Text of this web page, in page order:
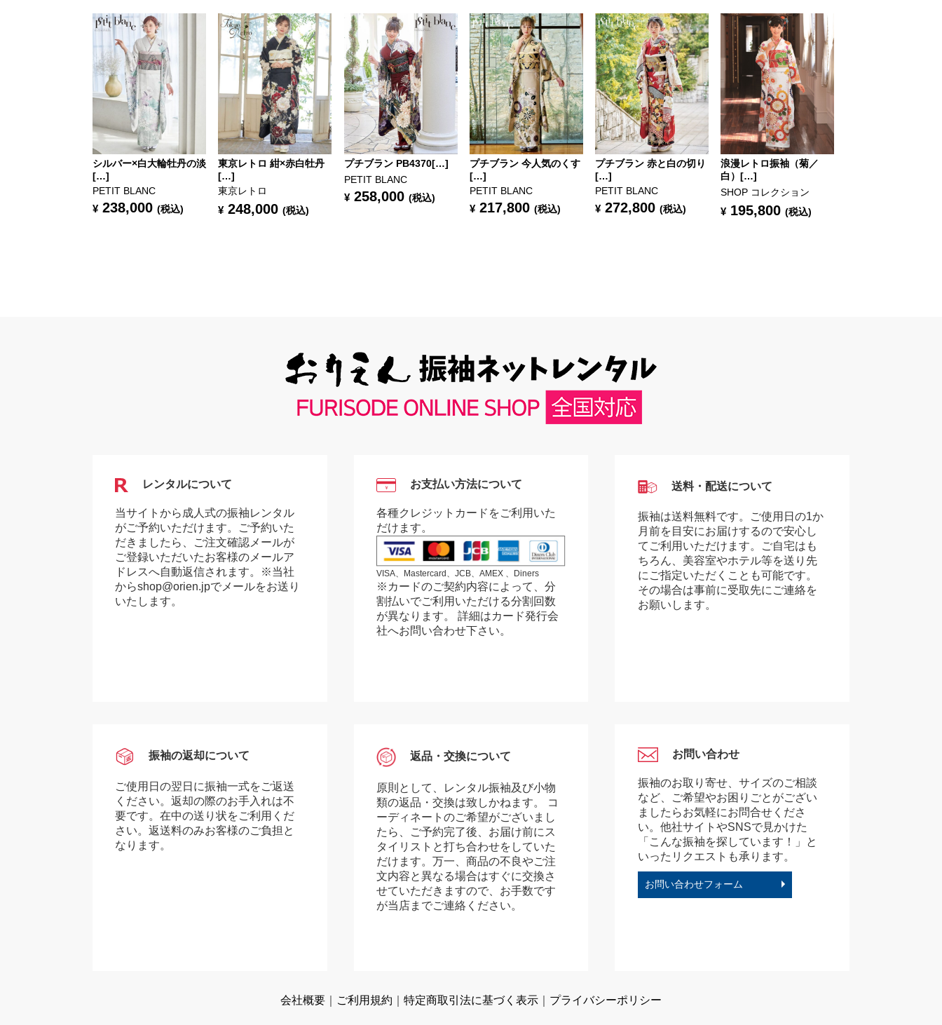
シルバー×白大輪牡丹の淡
[…]
PETIT BLANC
¥ 238,000 (税込)
東京レトロ 紺×赤白牡丹
[…]
東京レトロ
¥ 248,000 (税込)
プチブラン PB4370[…]
PETIT BLANC
¥ 258,000 (税込)
プチブラン 今人気のくす
[…]
PETIT BLANC
¥ 217,800 (税込)
プチブラン 赤と白の切り
[…]
PETIT BLANC
¥ 272,800 (税込)
浪漫レトロ振袖（菊／
白）[…]
SHOP コレクション
¥ 195,800 (税込)
レンタルについて
当サイトから成人式の振袖レンタル
がご予約いただけます。ご予約いた
だきましたら、ご注文確認メールが
ご登録いただいたお客様のメールア
ドレスへ自動返信されます。※当社
からshop@orien.jpでメールをお送り
いたします。
￥ お支払い方法について
各種クレジットカードをご利用いた
だけます。
VISA、Mastercard、JCB、AMEX 、Diners
※カードのご契約内容によって、分
割払いでご利用いただける分割回数
が異なります。 詳細はカード発行会
社へお問い合わせ下さい。
送料・配送について
振袖は送料無料です。ご使用日の1か
月前を目安にお届けするので安心し
てご利用いただけます。ご自宅はも
ちろん、美容室やホテル等を送り先
にご指定いただくことも可能です。
その場合は事前に受取先にご連絡を
お願いします。
振袖の返却について
ご使用日の翌日に振袖一式をご返送
ください。返却の際のお手入れは不
要です。在中の送り状をご利用くだ
さい。返送料のみお客様のご負担と
なります。
返品・交換について
原則として、レンタル振袖及び小物
類の返品・交換は致しかねます。 コ
ーディネートのご希望がございまし
たら、ご予約完了後、お届け前にス
タイリストと打ち合わせをしていた
だけます。万一、商品の不良やご注
文内容と異なる場合はすぐに交換さ
せていただきますので、お手数です
が当店までご連絡ください。
お問い合わせ
振袖のお取り寄せ、サイズのご相談
など、ご希望やお困りごとがござい
ましたらお気軽にお問合せくださ
い。他社サイトやSNSで見かけた
「こんな振袖を探しています！」と
いったリクエストも承ります。
お問い合わせフォーム
会社概要 ご利用規約 特定商取引法に基づく表示 プライバシーポリシー